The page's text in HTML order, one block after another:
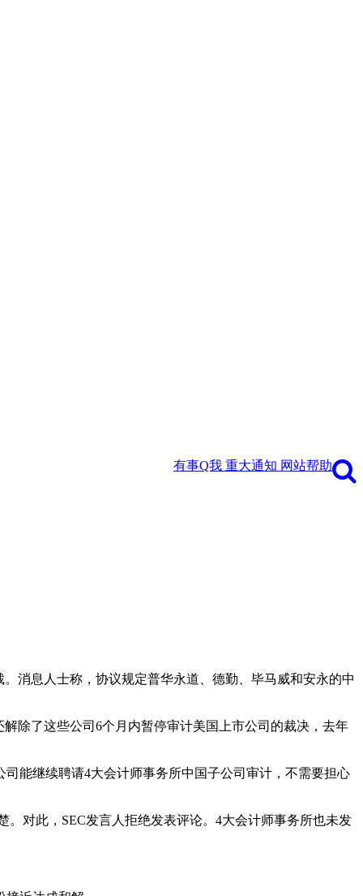
有事Q我 重大通知 网站帮助
消息人士称，协议规定普华永道、德勤、毕马威和安永的中
除了这些公司6个月内暂停审计美国上市公司的裁决，去年
能继续聘请4大会计师事务所中国子公司审计，不需要担心
对此，SEC发言人拒绝发表评论。4大会计师事务所也未发